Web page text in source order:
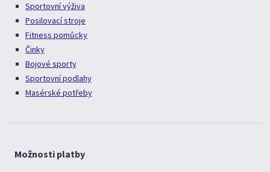
Sportovní výživa
Posilovací stroje
Fitness pomůcky
Činky
Bojové sporty
Sportovní podlahy
Masérské potřeby
Možnosti platby